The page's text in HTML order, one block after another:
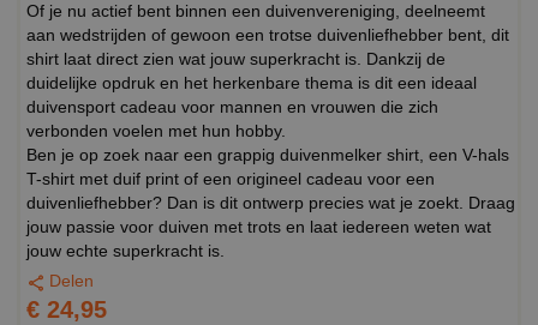
Of je nu actief bent binnen een duivenvereniging, deelneemt
aan wedstrijden of gewoon een trotse duivenliefhebber bent, dit
shirt laat direct zien wat jouw superkracht is. Dankzij de
duidelijke opdruk en het herkenbare thema is dit een ideaal
duivensport cadeau voor mannen en vrouwen die zich
verbonden voelen met hun hobby.
Ben je op zoek naar een grappig duivenmelker shirt, een V-hals
T-shirt met duif print of een origineel cadeau voor een
duivenliefhebber? Dan is dit ontwerp precies wat je zoekt. Draag
jouw passie voor duiven met trots en laat iedereen weten wat
jouw echte superkracht is.
Delen
€ 24,95